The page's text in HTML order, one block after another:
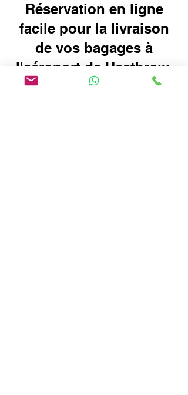
Réservation en ligne
facile pour la livraison
de vos bagages à
l'aéroport de Heathrow,
terminal 4 de Londres :